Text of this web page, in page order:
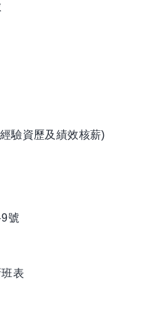
驗資歷及績效核薪)
號
表